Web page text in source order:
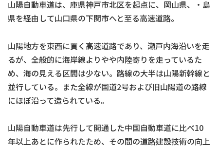
山陽自動車道は、庫県神戸市北区を起点に、岡山県、・島
県を経由して山口県の下関市へと至る高速道路。
山陽地方を東西に貫く高速道路であり、瀬戸内海沿いを走
るが、全般的に海岸線よりやや内陸寄りを走っているた
め、海の見える区間は少ない。路線の大半は山陽新幹線と
並行している。また全線が国道2号および旧山陽道の路線
にほぼ沿って造られている。
山陽自動車道は先行して開通した中国自動車道に比べ10
年以上あとに作られたため、その間の道路建設技術の向上